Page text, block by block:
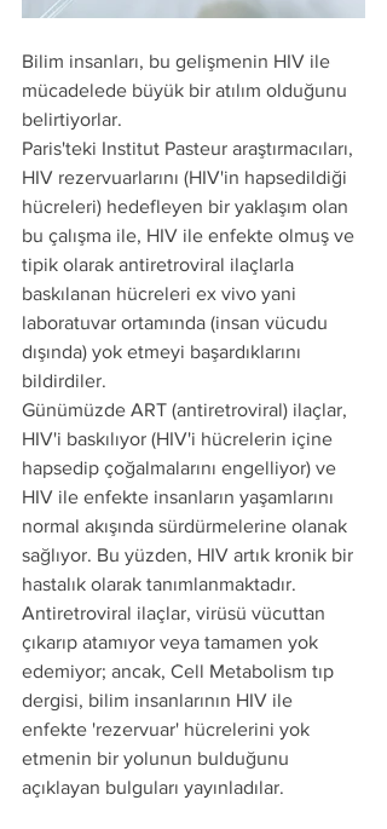
Bilim insanları, bu gelişmenin HIV ile
mücadelede büyük bir atılım olduğunu
belirtiyorlar.
Paris'teki Institut Pasteur araştırmacıları,
HIV rezervuarlarını (HIV'in hapsedildiği
hücreleri) hedefleyen bir yaklaşım olan
bu çalışma ile, HIV ile enfekte olmuş ve
tipik olarak antiretroviral ilaçlarla
baskılanan hücreleri ex vivo yani
laboratuvar ortamında (insan vücudu
dışında) yok etmeyi başardıklarını
bildirdiler.
Günümüzde ART (antiretroviral) ilaçlar,
HIV'i baskılıyor (HIV'i hücrelerin içine
hapsedip çoğalmalarını engelliyor) ve
HIV ile enfekte insanların yaşamlarını
normal akışında sürdürmelerine olanak
sağlıyor. Bu yüzden, HIV artık kronik bir
hastalık olarak tanımlanmaktadır.
Antiretroviral ilaçlar, virüsü vücuttan
çıkarıp atamıyor veya tamamen yok
edemiyor; ancak, Cell Metabolism tıp
dergisi, bilim insanlarının HIV ile
enfekte 'rezervuar' hücrelerini yok
etmenin bir yolunun bulduğunu
açıklayan bulguları yayınladılar.